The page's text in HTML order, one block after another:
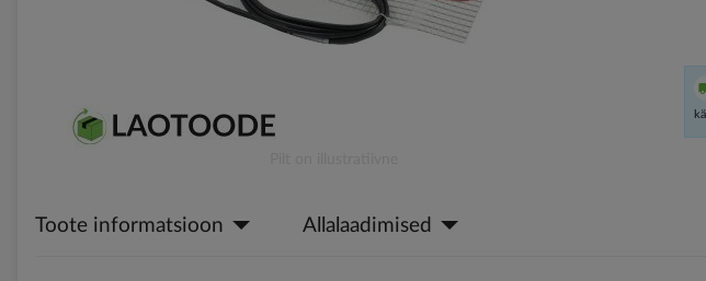
beginning
Toote informatsioon Allalaadimised